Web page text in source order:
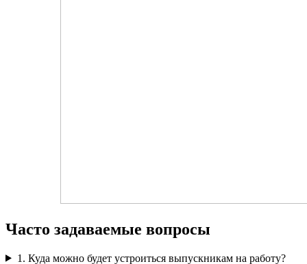
Часто задаваемые вопросы
1. Куда можно будет устроиться выпускникам на работу?